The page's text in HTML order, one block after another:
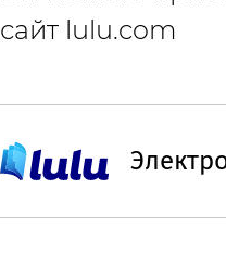
сайт lulu.com